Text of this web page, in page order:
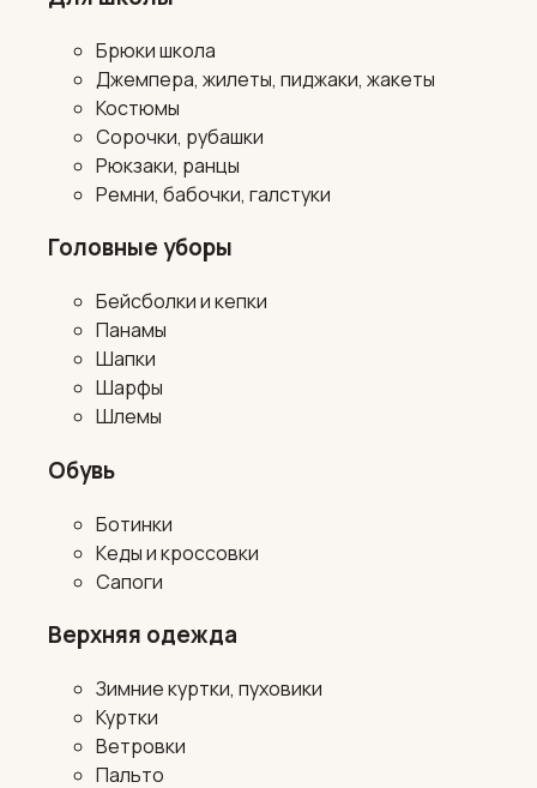
Брюки школа
Джемпера, жилеты, пиджаки, жакеты
Костюмы
Сорочки, рубашки
Рюкзаки, ранцы
Ремни, бабочки, галстуки
Головные уборы
Бейсболки и кепки
Панамы
Шапки
Шарфы
Шлемы
Обувь
Ботинки
Кеды и кроссовки
Сапоги
Верхняя одежда
Зимние куртки, пуховики
Куртки
Ветровки
Пальто